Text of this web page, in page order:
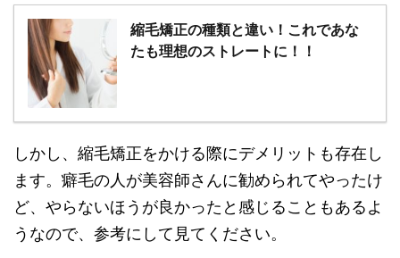
縮毛矯正の種類と違い！これであな
たも理想のストレートに！！
しかし、縮毛矯正をかける際にデメリットも存在し
ます。癖毛の人が美容師さんに勧められてやったけ
ど、やらないほうが良かったと感じることもあるよ
うなので、参考にして見てください。